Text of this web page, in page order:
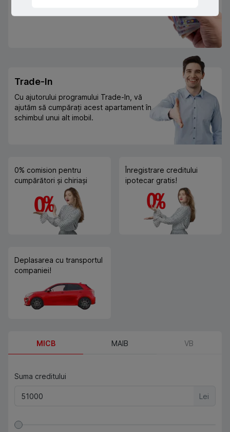
Trade-In
Cu ajutorului programului Trade-In, vă
ajutăm să cumpărați acest apartament în
schimbul unui alt imobil.
0% comision pentru
cumpărători și chiriași
Înregistrare creditului
ipotecar gratis!
Deplasarea cu transportul
companiei!
MICB MAIB VB
Suma creditului
Lei